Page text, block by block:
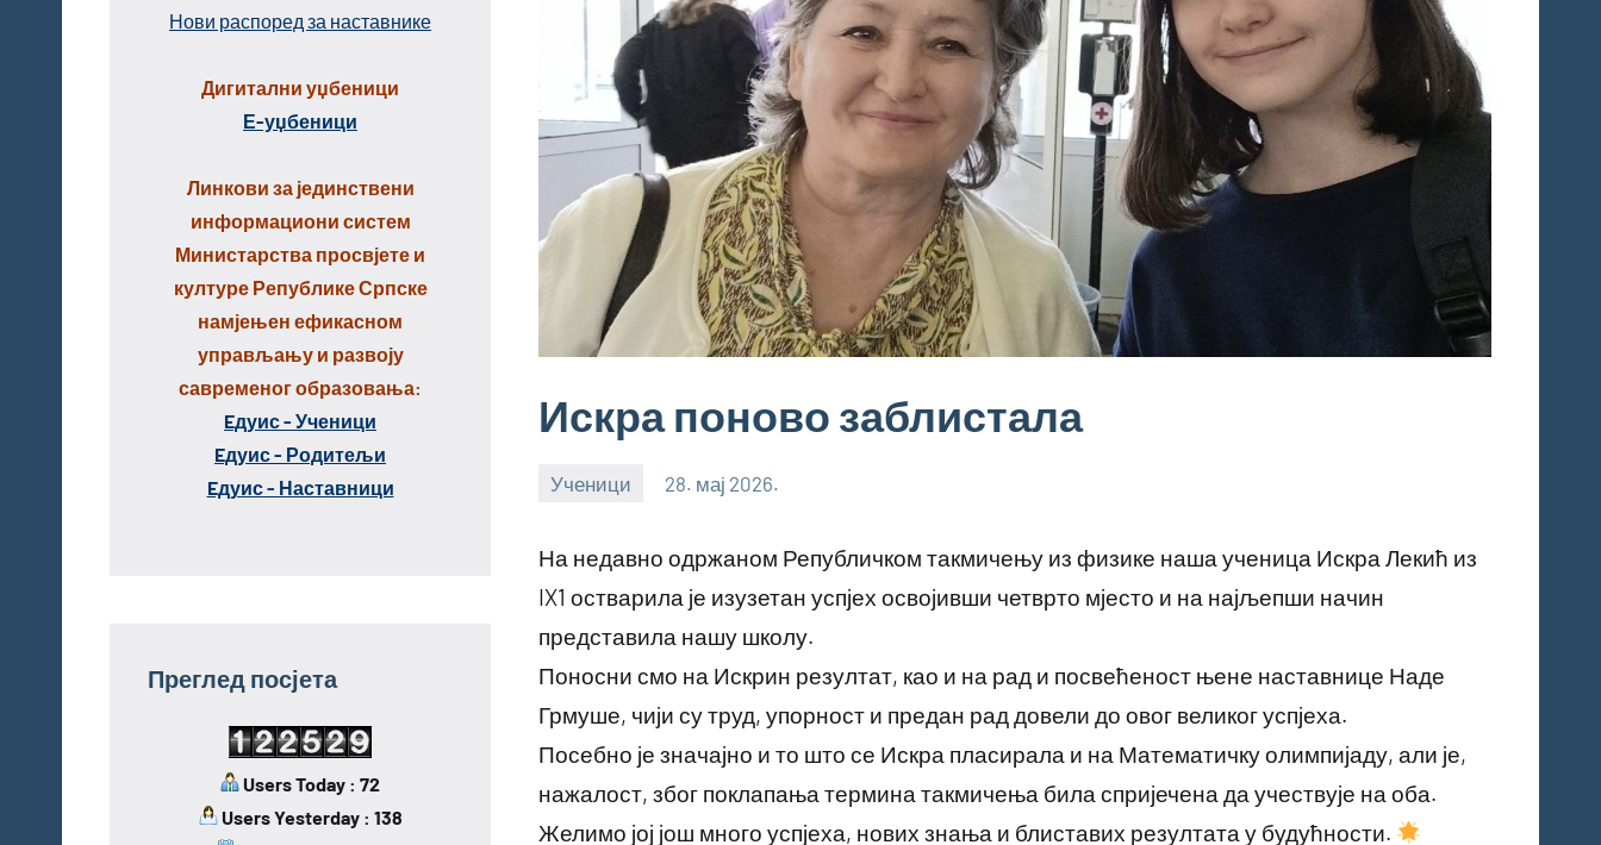
Искра поново заблистала
Ученици 28. мај 2026.
bstankovic
На недавно одржаном Републичком такмичењу из физике наша ученица Искра Лекић из
IX1 остварила је изузетан успјех освојивши четврто мјесто и на најљепши начин
представила нашу школу.
Поносни смо на Искрин резултат, као и на рад и посвећеност њене наставнице Наде
Грмуше, чији су труд, упорност и предан рад довели до овог великог успјеха.
Посебно је значајно и то што се Искра пласирала и на Математичку олимпијаду, али је,
нажалост, због поклапања термина такмичења била спријечена да учествује на оба.
Желимо јој још много успјеха, нових знања и блиставих резултата у будућности.
Нови распоред за наставнике
Дигитални уџбеници
Е-уџбеници
Линкови за јединствени
информациони систем
Министарства просвјете и
културе Републике Српске
намјењен ефикасном
управљању и развоју
савременог образовања:
Eдуис - Ученици
Eдуис - Родитељи
Eдуис - Наставници
Преглед посјета
Users Today : 72
Users Yesterday : 138